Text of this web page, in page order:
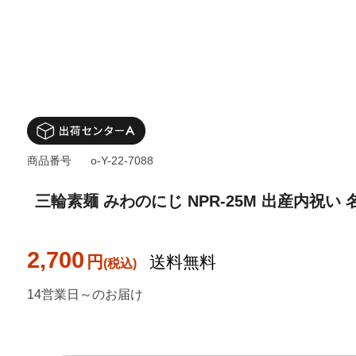
三輪素麺 みわのにじ NPR-25M 出産内祝い
2,700 円 送料無料
商品番号 o-Y-22-7088
14営業日～のお届け